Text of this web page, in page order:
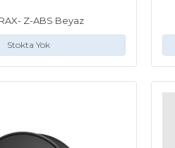
Z-ABS Beyaz
Stokta Yok